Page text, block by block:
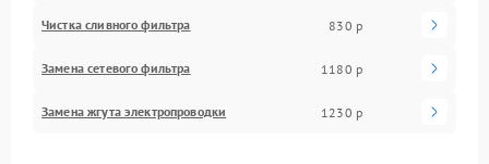
Чистка сливного фильтра 830 р
Замена сетевого фильтра 1180 р
Замена жгута электропроводки 1230 р